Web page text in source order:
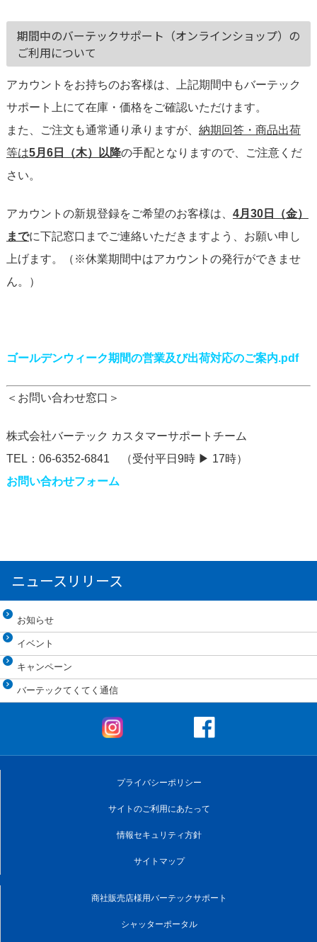
期間中のバーテックサポート（オンラインショップ）の
ご利用について
アカウントをお持ちのお客様は、上記期間中もバーテック
サポート上にて在庫・価格をご確認いただけます。
また、ご注文も通常通り承りますが、 納期回答・商品出荷
等は5月6日（木）以降の手配となりますので、ご注意くだ
さい。
アカウントの新規登録をご希望のお客様は、 4月30日（金）
までに下記窓口までご連絡いただきますよう、お願い申し
上げます。（※休業期間中はアカウントの発行ができませ
ん。）
ゴールデンウィーク期間の営業及び出荷対応のご案内.pdf
＜お問い合わせ窓口＞
株式会社バーテック カスタマーサポートチーム
TEL：06-6352-6841 （受付平日9時 ▶ 17時）
お問い合わせフォーム
ニュースリリース
お知らせ
イベント
キャンペーン
バーテックてくてく通信
プライバシーポリシー
サイトのご利用にあたって
情報セキュリティ方針
サイトマップ
商社販売店様用バーテックサポート
シャッターポータル